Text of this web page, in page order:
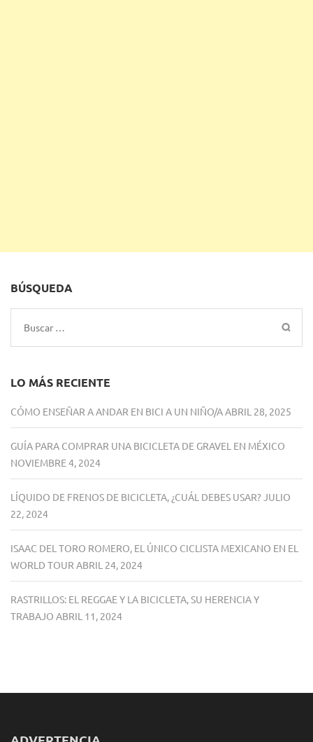
BÚSQUEDA
Buscar:
LO MÁS RECIENTE
CÓMO ENSEÑAR A ANDAR EN BICI A UN NIÑO/AABRIL 28, 2025
GUÍA PARA COMPRAR UNA BICICLETA DE GRAVEL EN MÉXICO
NOVIEMBRE 4, 2024
LÍQUIDO DE FRENOS DE BICICLETA, ¿CUÁL DEBES USAR?JULIO
22, 2024
ISAAC DEL TORO ROMERO, EL ÚNICO CICLISTA MEXICANO EN EL
WORLD TOUR ABRIL 24, 2024
RASTRILLOS: EL REGGAE Y LA BICICLETA, SU HERENCIA Y
TRABAJO ABRIL 11, 2024